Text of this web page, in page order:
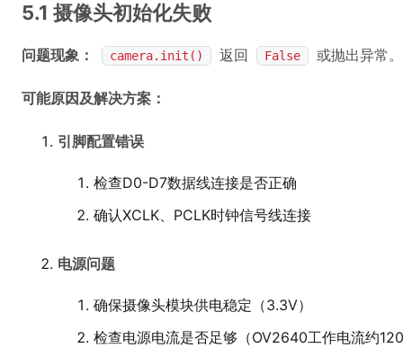
5.1 摄像头初始化失败
问题现象： camera.init() 返回 False 或抛出异常。
可能原因及解决方案：
引脚配置错误
检查D0-D7数据线连接是否正确
确认XCLK、PCLK时钟信号线连接
电源问题
确保摄像头模块供电稳定（3.3V）
检查电源电流是否足够（OV2640工作电流约